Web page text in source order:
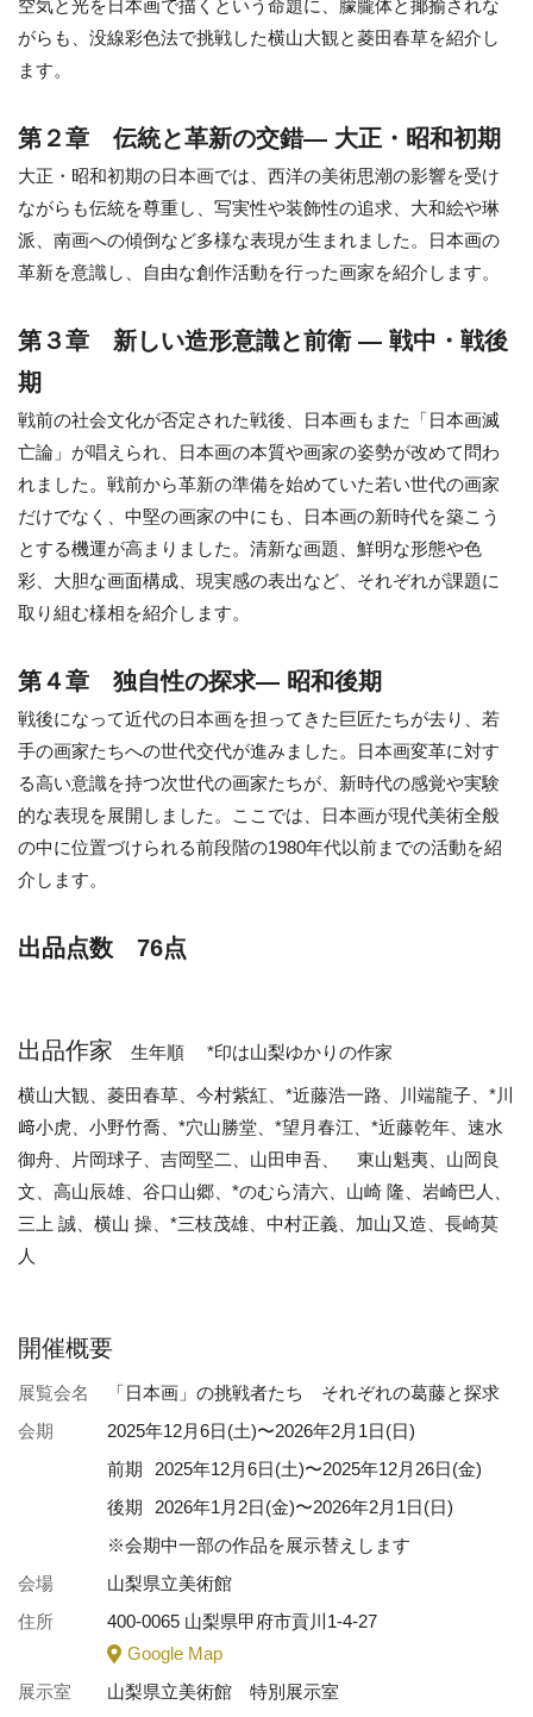
空気と光を日本画で描くという命題に、朦朧体と揶揄されな
がらも、没線彩色法で挑戦した横山大観と菱田春草を紹介し
ます。
第２章 伝統と革新の交錯― 大正・昭和初期
大正・昭和初期の日本画では、西洋の美術思潮の影響を受け
ながらも伝統を尊重し、写実性や装飾性の追求、大和絵や琳
派、南画への傾倒など多様な表現が生まれました。日本画の
革新を意識し、自由な創作活動を行った画家を紹介します。
第３章 新しい造形意識と前衛 ― 戦中・戦後
期
戦前の社会文化が否定された戦後、日本画もまた「日本画滅
亡論」が唱えられ、日本画の本質や画家の姿勢が改めて問わ
れました。戦前から革新の準備を始めていた若い世代の画家
だけでなく、中堅の画家の中にも、日本画の新時代を築こう
とする機運が高まりました。清新な画題、鮮明な形態や色
彩、大胆な画面構成、現実感の表出など、それぞれが課題に
取り組む様相を紹介します。
第４章 独自性の探求― 昭和後期
戦後になって近代の日本画を担ってきた巨匠たちが去り、若
手の画家たちへの世代交代が進みました。日本画変革に対す
る高い意識を持つ次世代の画家たちが、新時代の感覚や実験
的な表現を展開しました。ここでは、日本画が現代美術全般
の中に位置づけられる前段階の1980年代以前までの活動を紹
介します。
出品点数 76点
出品作家 生年順 *印は山梨ゆかりの作家
横山大観、菱田春草、今村紫紅、*近藤浩一路、川端龍子、*川
﨑小虎、小野竹喬、*穴山勝堂、*望月春江、*近藤乾年、速水
御舟、片岡球子、吉岡堅二、山田申吾、 東山魁夷、山岡良
文、高山辰雄、谷口山郷、*のむら清六、山崎 隆、岩崎巴人、
三上 誠、横山 操、*三枝茂雄、中村正義、加山又造、長崎莫
人
開催概要
展覧会名
「日本画」の挑戦者たち それぞれの葛藤と探求
会期
2025年12月6日(土)〜2026年2月1日(日)
前期
2025年12月6日(土)〜2025年12月26日(金)
後期
2026年1月2日(金)〜2026年2月1日(日)
※会期中一部の作品を展示替えします
会場
山梨県立美術館
住所
400-0065 山梨県甲府市貢川1-4-27
Google Map
展示室
山梨県立美術館 特別展示室